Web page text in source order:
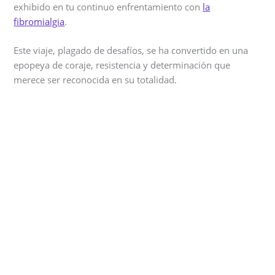
exhibido en tu continuo enfrentamiento con la
fibromialgia.
Este viaje, plagado de desafíos, se ha convertido en una
epopeya de coraje, resistencia y determinación que
merece ser reconocida en su totalidad.